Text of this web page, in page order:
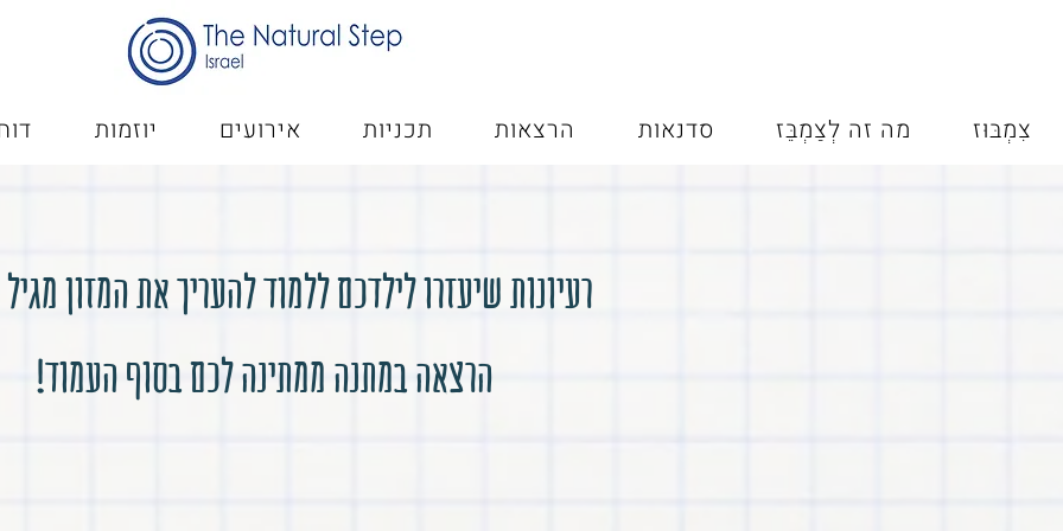
יוזמות אירועים תכניות הרצאות סדנאות מה זה לְצַמְבֵּז צִמְבּוּז
רעיונות שיעזרו לילדכם ללמוד להעריך את המזון
הרצאה במתנה ממתינה לכם בסוף העמוד!